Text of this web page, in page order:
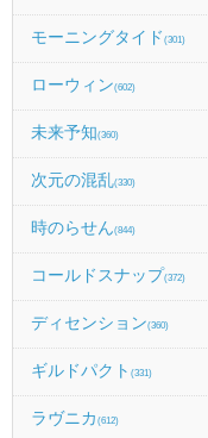
モーニングタイド (301)
ローウィン(602)
未来予知(360)
次元の混乱(330)
時のらせん(844)
コールドスナップ(372)
ディセンション(360)
ギルドパクト (331)
ラヴニカ (612)